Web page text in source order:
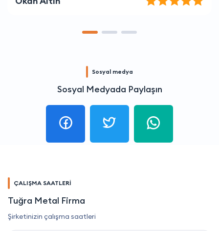
Sosyal medya
Sosyal Medyada Paylaşın
ÇALIŞMA SAATLERİ
Tuğra Metal Firma
Şirketinizin çalışma saatleri